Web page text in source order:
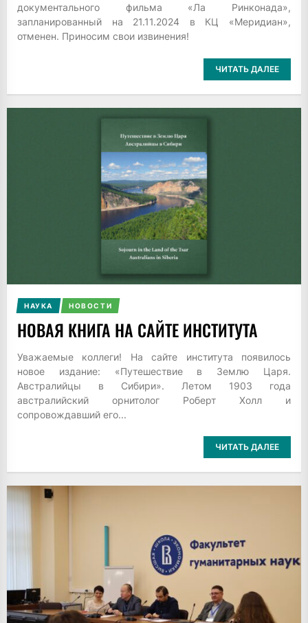
документального фильма «Ла Ринконада»,
запланированный на 21.11.2024 в КЦ «Меридиан»,
отменен. Приносим свои извинения!
ЧИТАТЬ ДАЛЕЕ
НАУКА НОВОСТИ
НОВАЯ КНИГА НА САЙТЕ ИНСТИТУТА
Уважаемые коллеги! На сайте института появилось
новое издание: «Путешествие в Землю Царя.
Австралийцы в Сибири». Летом 1903 года
австралийский орнитолог Роберт Холл и
сопровождавший его...
ЧИТАТЬ ДАЛЕЕ